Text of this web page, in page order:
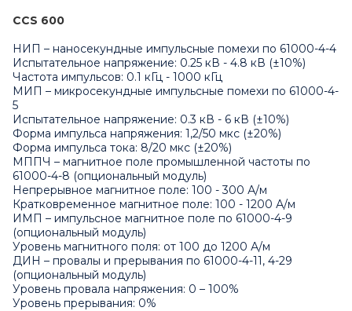
CCS 600
НИП – наносекундные импульсные помехи по 61000-4-4
Испытательное напряжение: 0.25 кВ - 4.8 кВ (±10%)
Частота импульсов: 0.1 кГц - 1000 кГц
МИП – микросекундные импульсные помехи по 61000-4-
5
Испытательное напряжение: 0.3 кВ - 6 кВ (±10%)
Форма импульса напряжения: 1,2/50 мкс (±20%)
Форма импульса тока: 8/20 мкс (±20%)
МППЧ – магнитное поле промышленной частоты по
61000-4-8 (опциональный модуль)
Непрерывное магнитное поле: 100 - 300 А/м
Кратковременное магнитное поле: 100 - 1200 А/м
ИМП – импульсное магнитное поле по 61000-4-9
(опциональный модуль)
Уровень магнитного поля: от 100 до 1200 А/м
ДИН – провалы и прерывания по 61000-4-11, 4-29
(опциональный модуль)
Уровень провала напряжения: 0 – 100%
Уровень прерывания: 0%